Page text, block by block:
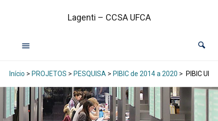
Lagenti – CCSA UFCA
Início > PROJETOS > PESQUISA > PIBIC de 2014 a 2020 > PIBIC